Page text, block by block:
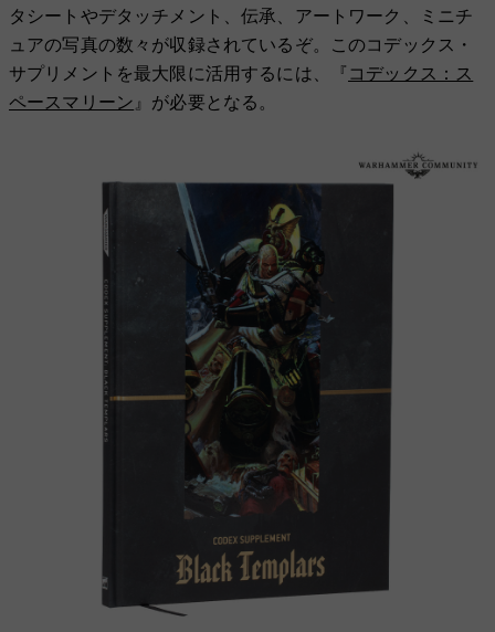
タシートやデタッチメント、伝承、アートワーク、ミニチ
ュアの写真の数々が収録されているぞ。このコデックス・
サプリメントを最大限に活用するには、『 コデックス：ス
ペースマリーン』が必要となる。